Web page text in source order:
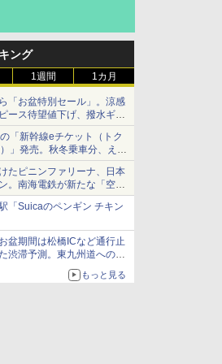
ング
1週間 1カ月
「お盆特別セール」。涼感
ース待望値下げ、撥水ギア
「新幹線eチケット（トク
」発売。秋冬乗車分、えき
たピニンファリーナ、日本
。南海電鉄が新たな「空港
へ導入
「Suicaのペンギン チキン
盆期間は松橋ICなど通行止
渋滞予測。東九州道への迂
もっと見る